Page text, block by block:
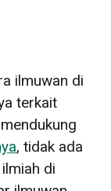
ilmuwan di
terkait
, tidak ada
di